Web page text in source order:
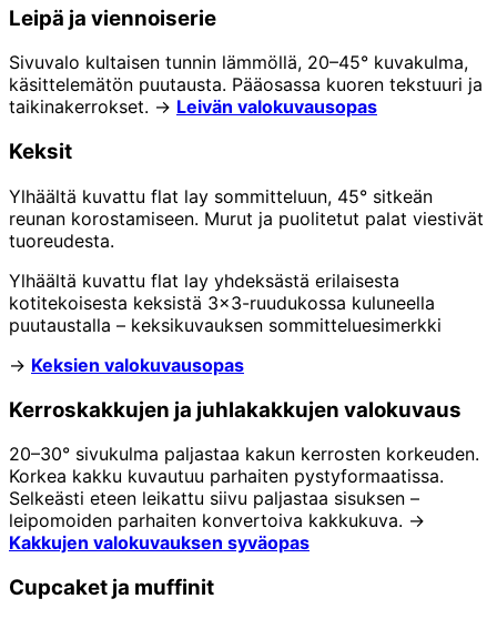
Leipä ja viennoiserie
Sivuvalo kultaisen tunnin lämmöllä, 20–45° kuvakulma,
käsittelemätön puutausta. Pääosassa kuoren tekstuuri ja
taikinakerrokset. → Leivän valokuvausopas
Keksit
Ylhäältä kuvattu flat lay sommitteluun, 45° sitkeän
reunan korostamiseen. Murut ja puolitetut palat viestivät
tuoreudesta.
Ylhäältä kuvattu flat lay yhdeksästä erilaisesta
kotitekoisesta keksistä 3x3-ruudukossa kuluneella
puutaustalla – keksikuvauksen sommitteluesimerkki
→ Keksien valokuvausopas
Kerroskakkujen ja juhlakakkujen valokuvaus
20–30° sivukulma paljastaa kakun kerrosten korkeuden.
Korkea kakku kuvautuu parhaiten pystyformaatissa.
Selkeästi eteen leikattu siivu paljastaa sisuksen –
leipomoiden parhaiten konvertoiva kakkukuva. →
Kakkujen valokuvauksen syväopas
Cupcaket ja muffinit